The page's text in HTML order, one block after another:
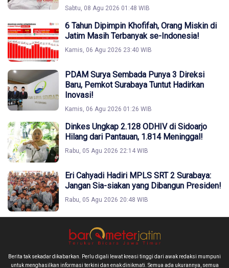
Sabtu, 08 Agu 2026 01:48 WIB
6 Tahun Dipimpin Khofifah, Orang Miskin di
Jatim Masih Terbanyak se-Indonesia!
Kamis, 06 Agu 2026 23:40 WIB
PDAM Surya Sembada Punya 3 Direksi
Baru, Pemkot Surabaya Tuntut Hadirkan
Inovasi!
Kamis, 06 Agu 2026 01:26 WIB
Dinkes Ungkap 2.128 ODHIV di Sidoarjo
Hilang dari Pantauan, 1.814 Meninggal!
Rabu, 05 Agu 2026 22:14 WIB
Eri Cahyadi Hadiri MPLS SRT 2 Surabaya:
Jangan Sia-siakan yang Dibangun Presiden!
Rabu, 05 Agu 2026 20:48 WIB
Berita tak sekadar dikabarkan. Perlu digali lewat kreasi tinggi dari awak redaksi mumpuni
untuk menghasilkan informasi terkini dan enak dinikmati. Semua ada ukurannya, semua